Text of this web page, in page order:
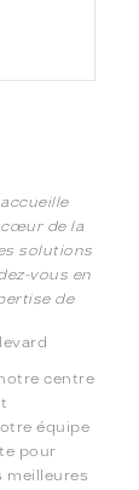
de la
solutions
vous en
de
centre
équipe
pour
meilleures